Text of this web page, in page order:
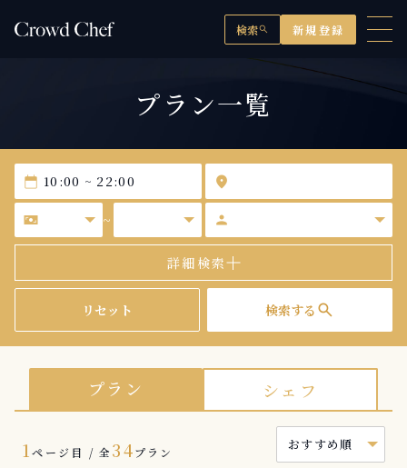
検索search 新規登録
プラン一覧
calendar_today
location_on
universal_currency_alt
~ person
詳細検索
リセット 検索する search
プラン シェフ
1ページ目 / 全 34プラン